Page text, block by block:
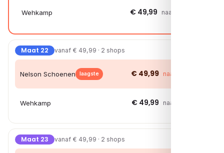
Wehkamp € 49,99 naar shop →
Maat 22 vanaf € 49,99 · 2 shops
Nelson Schoenen laagste € 49,99 naar shop →
Wehkamp € 49,99 naar shop →
Maat 23 vanaf € 49,99 · 2 shops